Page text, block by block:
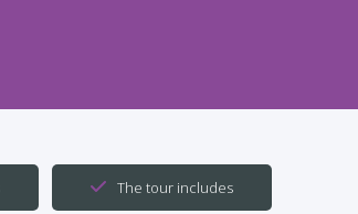
The tour includes